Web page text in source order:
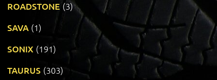
ROADSTONE (3)
SAVA (1)
SONIX (191)
TAURUS (303)